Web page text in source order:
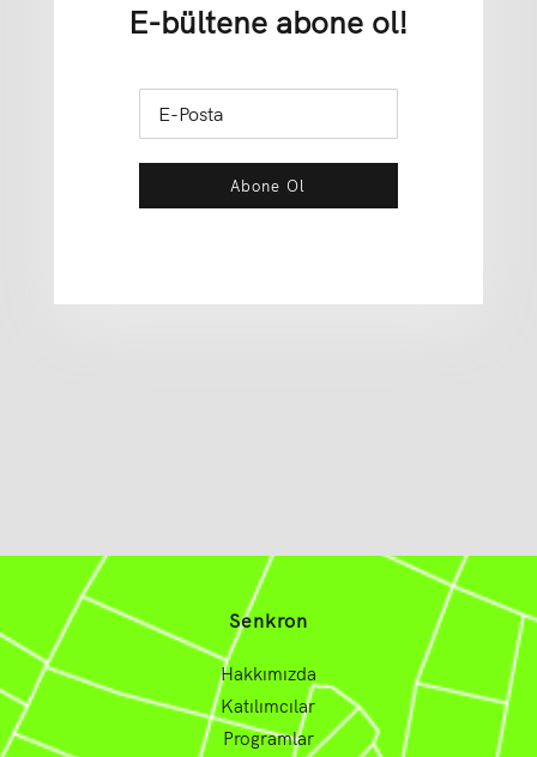
E-bültene abone ol!
Abone Ol
Senkron
Hakkımızda
Katılımcılar
Programlar